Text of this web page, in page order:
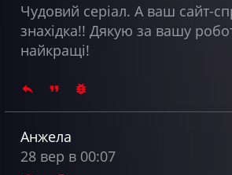
Чудовий серіал. А ваш сайт-
знахідка!! Дякую за вашу
найкращі!
Анжела
28 вер в 00:07